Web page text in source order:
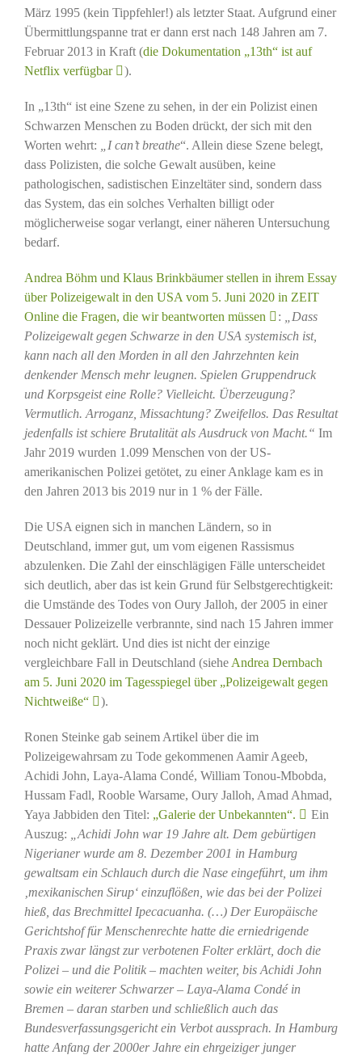
März 1995 (kein Tippfehler!) als letzter Staat. Aufgrund einer
Übermittlungspanne trat er dann erst nach 148 Jahren am 7.
Februar 2013 in Kraft (die Dokumentation „13th“ ist auf
Netflix verfügbar
).
In „13th“ ist eine Szene zu sehen, in der ein Polizist einen
Schwarzen Menschen zu Boden drückt, der sich mit den
Worten wehrt:
„I can’t breathe“. Allein diese Szene belegt,
dass Polizisten, die solche Gewalt ausüben, keine
pathologischen, sadistischen Einzeltäter sind, sondern dass
das System, das ein solches Verhalten billigt oder
möglicherweise sogar verlangt, einer näheren Untersuchung
bedarf.
Andrea Böhm und Klaus Brinkbäumer stellen in ihrem Essay
über Polizeigewalt in den USA vom 5. Juni 2020 in ZEIT
Online die Fragen, die wir beantworten müssen
:
„Dass
Polizeigewalt gegen Schwarze in den USA systemisch ist,
kann nach all den Morden in all den Jahrzehnten kein
denkender Mensch mehr leugnen. Spielen Gruppendruck
und Korpsgeist eine Rolle? Vielleicht. Überzeugung?
Vermutlich. Arroganz, Missachtung? Zweifellos. Das Resultat
jedenfalls ist schiere Brutalität als Ausdruck von Macht.“ Im
Jahr 2019 wurden 1.099 Menschen von der US-
amerikanischen Polizei getötet, zu einer Anklage kam es in
den Jahren 2013 bis 2019 nur in 1 % der Fälle.
Die USA eignen sich in manchen Ländern, so in
Deutschland, immer gut, um vom eigenen Rassismus
abzulenken. Die Zahl der einschlägigen Fälle unterscheidet
sich deutlich, aber das ist kein Grund für Selbstgerechtigkeit:
die Umstände des Todes von Oury Jalloh, der 2005 in einer
Dessauer Polizeizelle verbrannte, sind nach 15 Jahren immer
noch nicht geklärt. Und dies ist nicht der einzige
vergleichbare Fall in Deutschland (siehe Andrea Dernbach
am 5. Juni 2020 im Tagesspiegel über „Polizeigewalt gegen
Nichtweiße“
).
Ronen Steinke gab seinem Artikel über die im
Polizeigewahrsam zu Tode gekommenen Aamir Ageeb,
Achidi John, Laya-Alama Condé, William Tonou-Mbobda,
Hussam Fadl, Rooble Warsame, Oury Jalloh, Amad Ahmad,
Yaya Jabbiden den Titel: „Galerie der Unbekannten“.
Ein
Auszug:
„Achidi John war 19 Jahre alt. Dem gebürtigen
Nigerianer wurde am 8. Dezember 2001 in Hamburg
gewaltsam ein Schlauch durch die Nase eingeführt, um ihm
‚mexikanischen Sirup‘ einzuflößen, wie das bei der Polizei
hieß, das Brechmittel Ipecacuanha. (…) Der Europäische
Gerichtshof für Menschenrechte hatte die erniedrigende
Praxis zwar längst zur verbotenen Folter erklärt, doch die
Polizei – und die Politik – machten weiter, bis Achidi John
sowie ein weiterer Schwarzer – Laya-Alama Condé in
Bremen – daran starben und schließlich auch das
Bundesverfassungsgericht ein Verbot aussprach. In Hamburg
hatte Anfang der 2000er Jahre ein ehrgeiziger junger